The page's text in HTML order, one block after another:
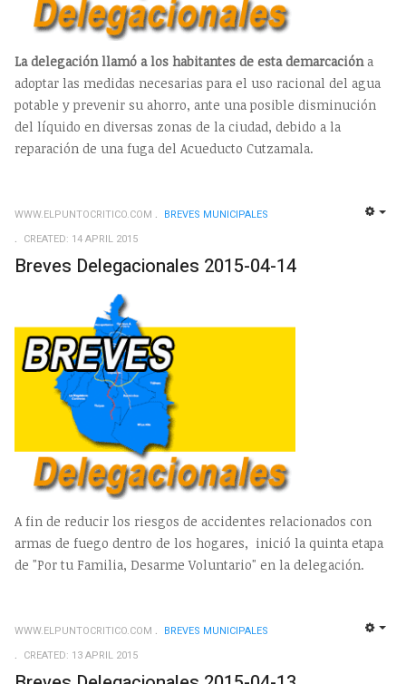
La delegación llamó a los habitantes de esta demarcacióna
adoptar las medidas necesarias para el uso racional del agua
potable y prevenir su ahorro, ante una posible disminución
del líquido en diversas zonas de la ciudad, debido a la
reparación de una fuga del Acueducto Cutzamala.
WWW.ELPUNTOCRITICO.COM
BREVES MUNICIPALES
CREATED: 14 APRIL 2015
Breves Delegacionales 2015-04-14
A fin de reducir los riesgos de accidentes relacionados con
armas de fuego dentro de los hogares, inició la quinta etapa
de "Por tu Familia, Desarme Voluntario" en la delegación.
WWW.ELPUNTOCRITICO.COM
BREVES MUNICIPALES
CREATED: 13 APRIL 2015